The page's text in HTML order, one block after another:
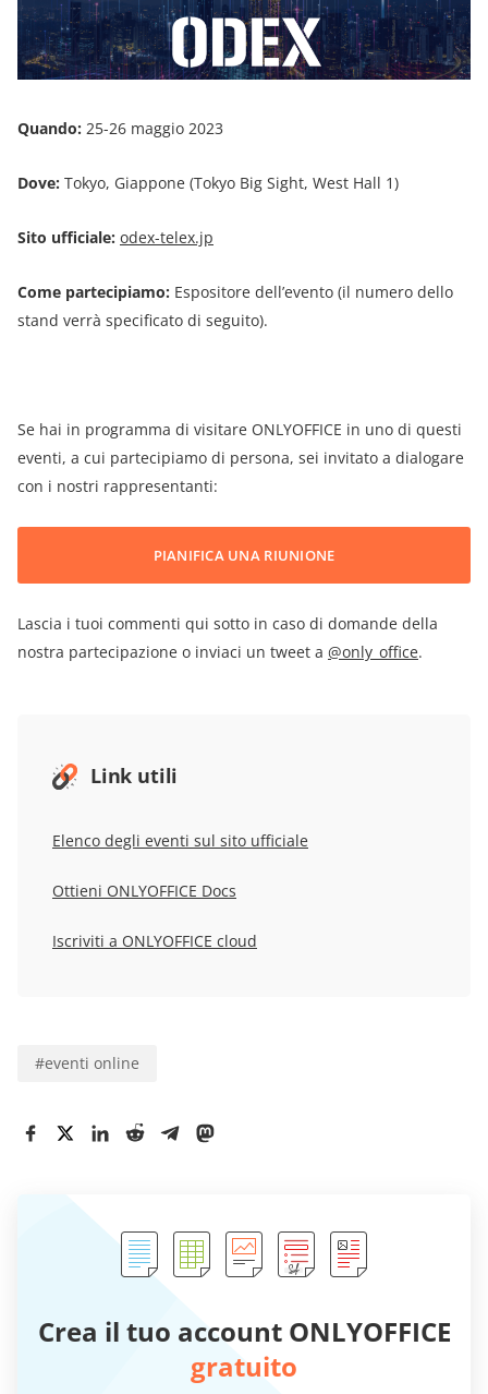
Quando: 25-26 maggio 2023
Dove: Tokyo, Giappone (Tokyo Big Sight, West Hall 1)
Sito ufficiale: odex-telex.jp
Come partecipiamo: Espositore dell’evento (il numero dello
stand verrà specificato di seguito).
Se hai in programma di visitare ONLYOFFICE in uno di questi
eventi, a cui partecipiamo di persona, sei invitato a dialogare
con i nostri rappresentanti:
PIANIFICA UNA RIUNIONE
Lascia i tuoi commenti qui sotto in caso di domande della
nostra partecipazione o inviaci un tweet a @only_office.
Link utili
Elenco degli eventi sul sito ufficiale
Ottieni ONLYOFFICE Docs
Iscriviti a ONLYOFFICE cloud
#eventi online
Crea il tuo account ONLYOFFICE
gratuito